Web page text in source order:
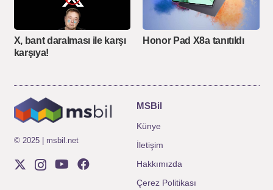
X, bant daralması ile karşı
karşıya!
Honor Pad X8a tanıtıldı
© 2025 | msbil.net
MSBil
Künye
İletişim
Hakkımızda
Çerez Politikası